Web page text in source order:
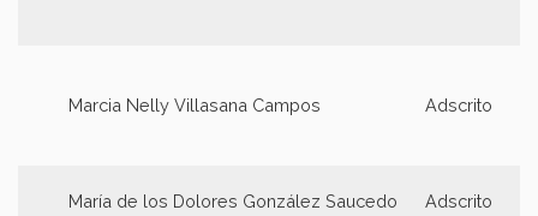
Marcia Nelly Villasana Campos Adscrito
María de los Dolores González Saucedo Adscrito